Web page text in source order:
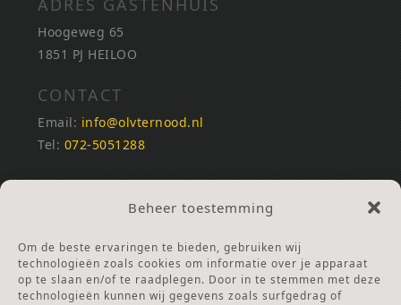
Beheer toestemming
Om de beste ervaringen te bieden, gebruiken wij
technologieën zoals cookies om informatie over je apparaat
op te slaan en/of te raadplegen. Door in te stemmen met deze
technologieën kunnen wij gegevens zoals surfgedrag of
Hoogeweg 65
1851 PJ HEILOO
CONTACT
Email: info@olvternood.nl
Tel: 072-5051288
REKENINGNUMMERS
NL25INGB0000672168
Ga naar Doneren
ANBI Stichting